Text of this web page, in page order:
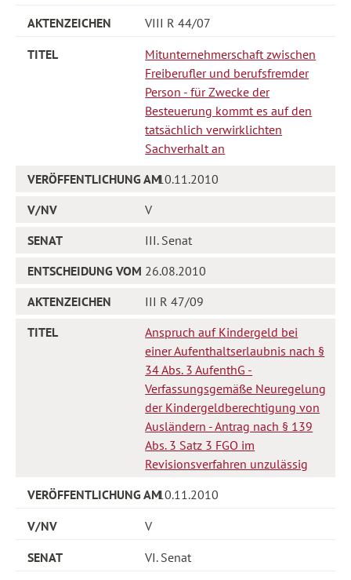
VIII R 44/07
Mitunternehmerschaft zwischen
Freiberufler und berufsfremder
Person - für Zwecke der
Besteuerung kommt es auf den
tatsächlich verwirklichten
Sachverhalt an
10.11.2010
V
III. Senat
26.08.2010
III R 47/09
Anspruch auf Kindergeld bei
einer Aufenthaltserlaubnis nach §
34 Abs. 3 AufenthG -
Verfassungsgemäße Neuregelung
der Kindergeldberechtigung von
Ausländern - Antrag nach § 139
Abs. 3 Satz 3 FGO im
Revisionsverfahren unzulässig
10.11.2010
V
VI. Senat